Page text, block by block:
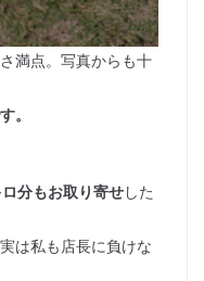
満点。写真からも十
。
分もお取り寄せした
は私も店長に負けな